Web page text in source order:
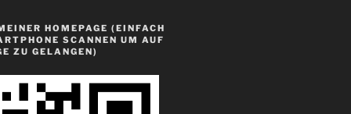
HOMEPAGE (EINFACH
SCANNEN UM AUF
ZU GELANGEN)